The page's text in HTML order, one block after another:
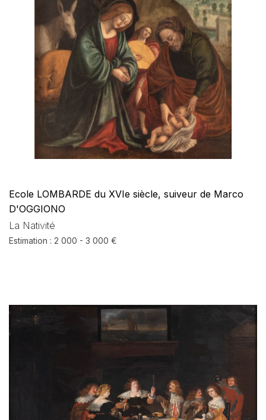
Ecole LOMBARDE du XVIe siècle, suiveur de Marco
D'OGGIONO
La Nativité
Estimation : 2 000 - 3 000 €